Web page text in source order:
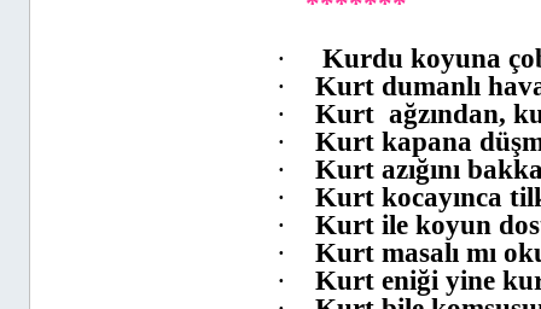
·
Kurdu koyuna
·
Kurt dumanlı
·
Kurt ağzından,
·
Kurt kapana
·
Kurt azığını
·
Kurt kocayınca
·
Kurt ile koyun
·
Kurt masalı mı
·
Kurt eniği yine